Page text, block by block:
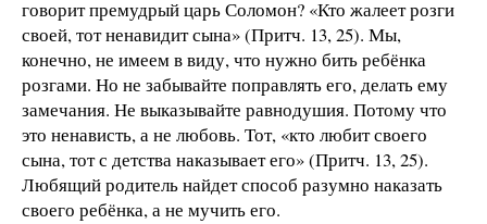
говорит премудрый царь Соломон? «Кто жалеет розги
своей, тот ненавидит сына» (Притч. 13, 25). Мы,
конечно, не имеем в виду, что нужно бить ребёнка
розгами. Но не забывайте поправлять его, делать ему
замечания. Не выказывайте равнодушия. Потому что
это ненависть, а не любовь. Тот, «кто любит своего
сына, тот с детства наказывает его» (Притч. 13, 25).
Любящий родитель найдет способ разумно наказать
своего ребёнка, а не мучить его.